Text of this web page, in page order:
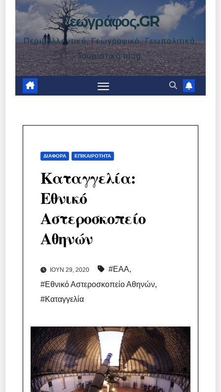
Γεωγράφος.GR
Περιβαλλοντικό, Γεωγραφικό, Γεωπολιτικό,
Τουριστικό blog.
ΔΙΆΦΟΡΑ ΕΠΙΚΑΙΡΌΤΗΤΑ
Καταγγελία:
Εθνικό
Αστεροσκοπείο
Αθηνών
ΙΟΎΝ 29, 2020 #EAA,
#Εθνικό Αστεροσκοπείο Αθηνών,
#Καταγγελία